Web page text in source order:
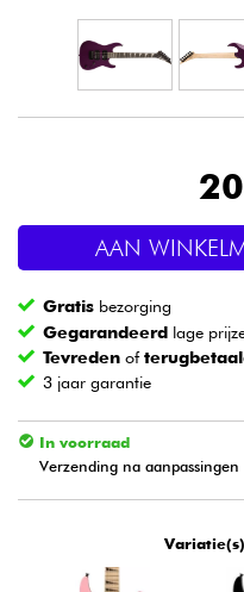
Microfoon
Licht
Blaasinstrument
Kinderen
Kabels & toebehoren
AAN
Gratis bezorging
Gegarandeerd lage
Tevreden of
3 jaar garantie
In voorraad
Verzending na aanpassingen